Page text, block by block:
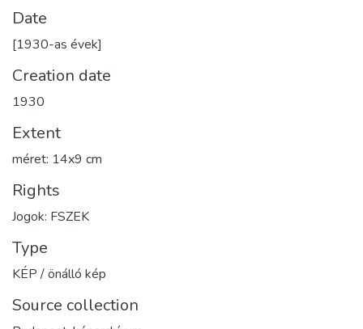
Date
[1930-as évek]
Creation date
1930
Extent
méret: 14x9 cm
Rights
Jogok: FSZEK
Type
KÉP / önálló kép
Source collection